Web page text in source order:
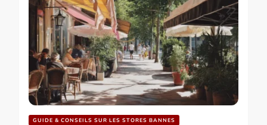
GUIDE & CONSEILS SUR LES STORES BANNES